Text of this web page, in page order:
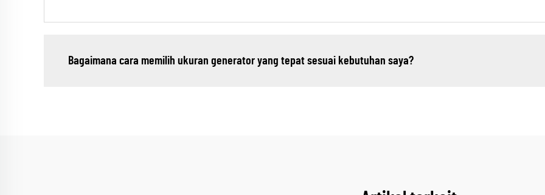
Bagaimana cara memilih ukuran generator yang tepat sesuai kebutuhan saya?